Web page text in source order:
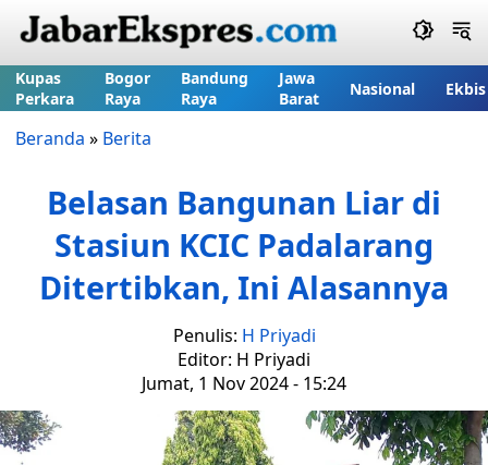
Kupas
Perkara
Bogor
Raya
Bandung
Raya
Jawa
Barat
Nasional Ekbis
Beranda » Berita
Belasan Bangunan Liar di
Stasiun KCIC Padalarang
Ditertibkan, Ini Alasannya
Penulis: H Priyadi
Editor: H Priyadi
Jumat, 1 Nov 2024 - 15:24